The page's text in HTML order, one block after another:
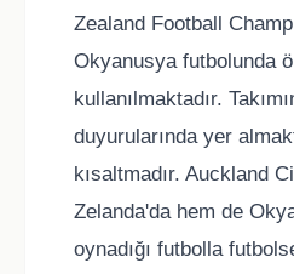
Zealand Football
Okyanusya futbolunda
kullanılmaktadır.
duyurularında yer
kısaltmadır. Auckland
Zelanda'da hem de
oynadığı futbolla